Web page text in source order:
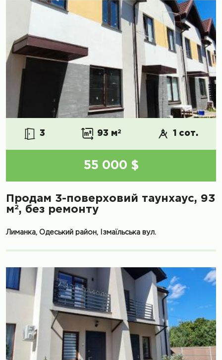
3 93 м2 1 сот.
55 000 $
Продам 3-поверховий таунхаус, 93
м2, без ремонту
Лиманка, Одеський район, Ізмаїльська вул.